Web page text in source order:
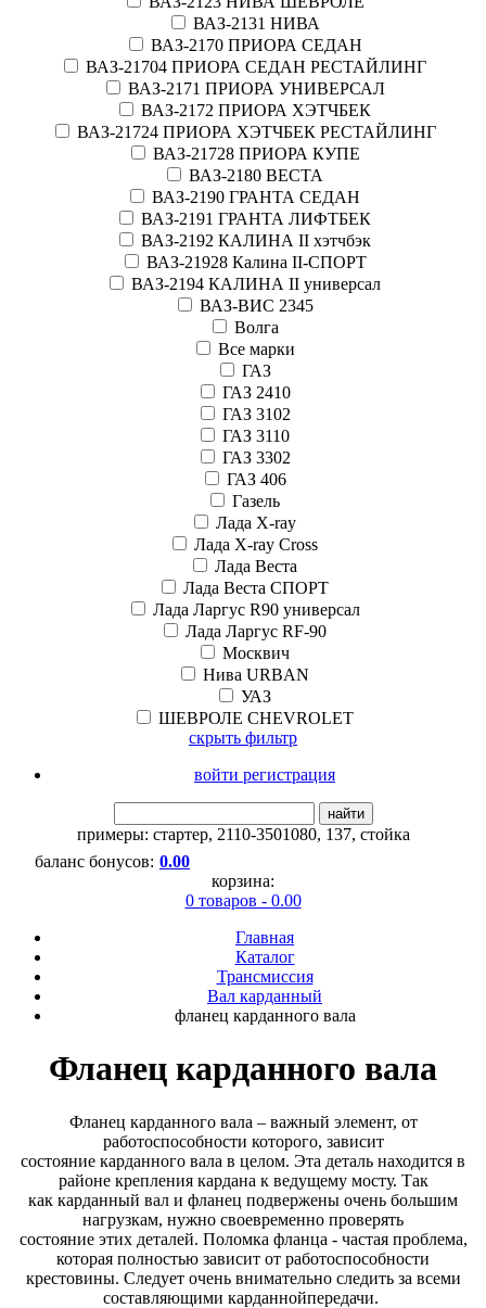
ВАЗ-2131 НИВА
ВАЗ-2170 ПРИОРА СЕДАН
ВАЗ-21704 ПРИОРА СЕДАН РЕСТАЙЛИНГ
ВАЗ-2171 ПРИОРА УНИВЕРСАЛ
ВАЗ-2172 ПРИОРА ХЭТЧБЕК
ВАЗ-21724 ПРИОРА ХЭТЧБЕК РЕСТАЙЛИНГ
ВАЗ-21728 ПРИОРА КУПЕ
ВАЗ-2180 ВЕСТА
ВАЗ-2190 ГРАНТА СЕДАН
ВАЗ-2191 ГРАНТА ЛИФТБЕК
ВАЗ-2192 КАЛИНА II хэтчбэк
ВАЗ-21928 Калина II-СПОРТ
ВАЗ-2194 КАЛИНА II универсал
ВАЗ-ВИС 2345
Волга
Все марки
ГАЗ
ГАЗ 2410
ГАЗ 3102
ГАЗ 3110
ГАЗ 3302
ГАЗ 406
Газель
Лада X-ray
Лада X-ray Cross
Лада Веста
Лада Веста СПОРТ
Лада Ларгус R90 универсал
Лада Ларгус RF-90
Москвич
Нива URBAN
УАЗ
ШЕВРОЛЕ CHEVROLET
скрыть фильтр
войти регистрация
найти
примеры: стартер, 2110-3501080, 137, стойка
баланс бонусов: 0.00
корзина:
0 товаров - 0.00
Главная
Каталог
Трансмиссия
Вал карданный
фланец карданного вала
Фланец карданного вала
Фланец карданного вала – важный элемент, от
работоспособности которого, зависит
состояние карданного вала в целом. Эта деталь находится в
районе крепления кардана к ведущему мосту. Так
как карданный вал и фланец подвержены очень большим
нагрузкам, нужно своевременно проверять
состояние этих деталей. Поломка фланца - частая проблема,
которая полностью зависит от работоспособности
крестовины. Следует очень внимательно следить за всеми
составляющими карданнойпередачи.